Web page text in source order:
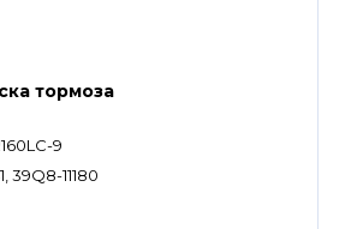
тормоза
9
39Q8-11180